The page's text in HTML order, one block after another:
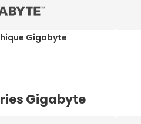
Gigabyte
Gigabyte